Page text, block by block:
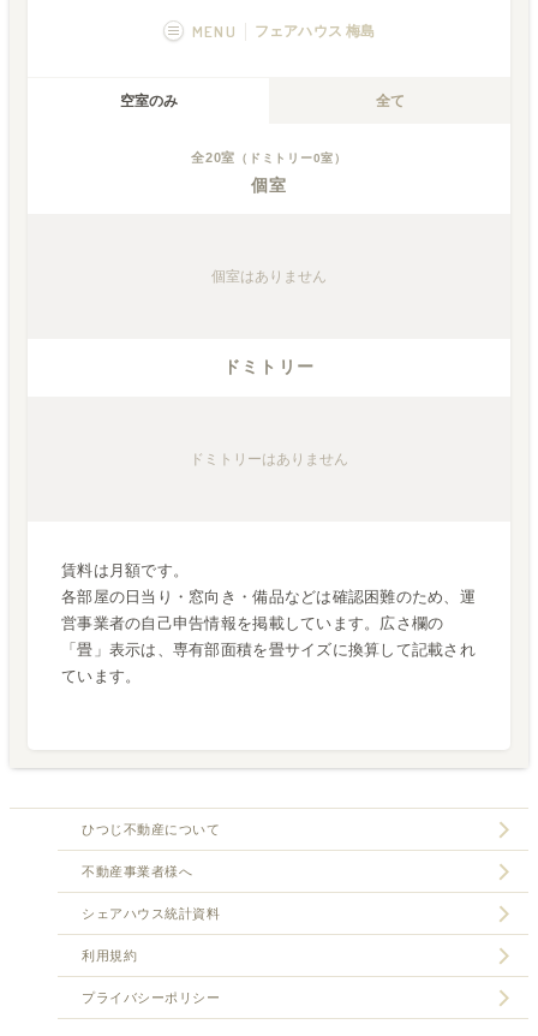
MENU フェアハウス 梅島
空室のみ 全て
全20室 （ドミトリー0室）
個室
個室はありません
ドミトリー
ドミトリーはありません
賃料は月額です。
各部屋の日当り・窓向き・備品などは確認困難のため、運
営事業者の自己申告情報を掲載しています。広さ欄の
「畳」表示は、専有部面積を畳サイズに換算して記載され
ています。
ひつじ不動産について
不動産事業者様へ
シェアハウス統計資料
利用規約
プライバシーポリシー